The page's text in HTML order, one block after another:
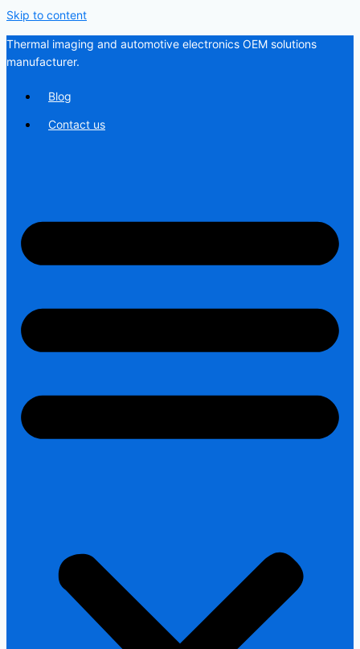
Skip to content
Thermal imaging and automotive electronics OEM solutions
manufacturer.
Blog
Contact us